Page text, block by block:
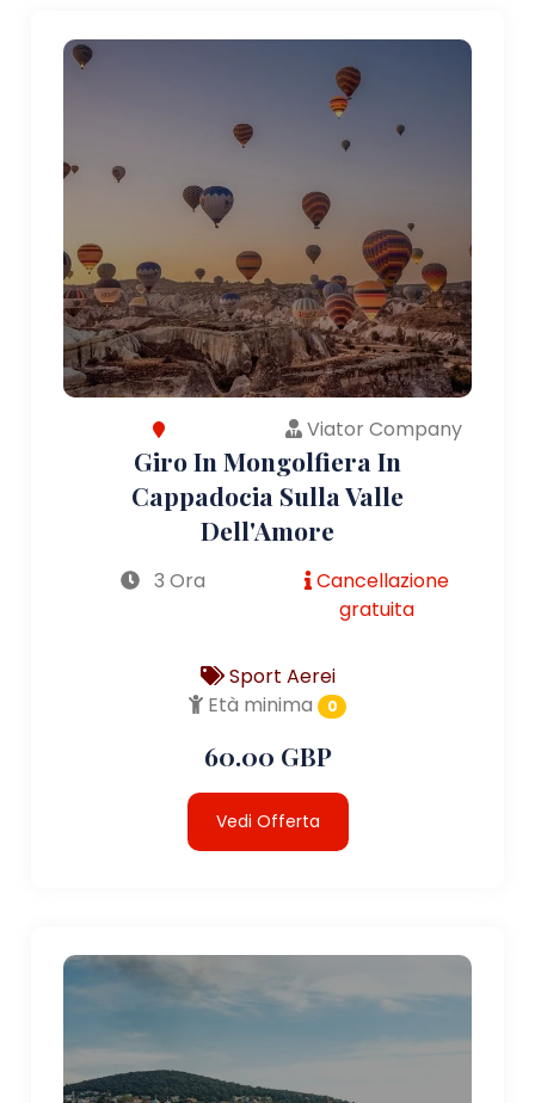
Viator Company
Giro In Mongolfiera In
Cappadocia Sulla Valle
Dell'Amore
3 Ora
Cancellazione
gratuita
Sport Aerei
Età minima
0
60.00 GBP
Vedi Offerta